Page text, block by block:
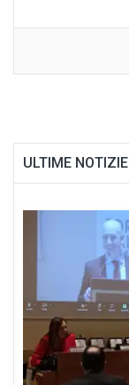
ULTIME NOTIZIE